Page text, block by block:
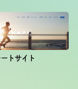
トサイト